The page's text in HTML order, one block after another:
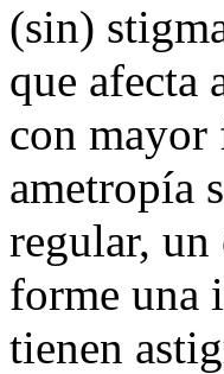
(sin)
que afecta
con mayor
ametropía
regular,
forme una
tienen